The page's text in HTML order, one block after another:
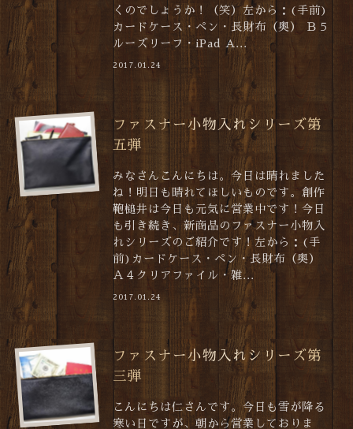
くのでしょうか！（笑）左から：(手前)
カードケース・ペン・長財布（奥） Ｂ５
ルーズリーフ・iPad A...
2017.01.24
ファスナー小物入れシリーズ第
五弾
みなさんこんにちは。今日は晴れました
ね！明日も晴れてほしいものです。創作
鞄槌井は今日も元気に営業中です！今日
も引き続き、新商品のファスナー小物入
れシリーズのご紹介です！左から：(手
前)カードケース・ペン・長財布（奥）
Ａ４クリアファイル・雑...
2017.01.24
ファスナー小物入れシリーズ第
三弾
こんにちは仁さんです。今日も雪が降る
寒い日ですが、朝から営業しておりま